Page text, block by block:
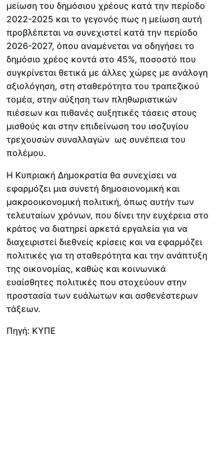
μείωση του δημόσιου χρέους κατά την περίοδο
2022-2025 και το γεγονός πως η μείωση αυτή
προβλέπεται να συνεχιστεί κατά την περίοδο
2026-2027, όπου αναμένεται να οδηγήσει το
δημόσιο χρέος κοντά στο 45%, ποσοστό που
συγκρίνεται θετικά με άλλες χώρες με ανάλογη
αξιολόγηση, στη σταθερότητα του τραπεζικού
τομέα, στην αύξηση των πληθωριστικών
πιέσεων και πιθανές αυξητικές τάσεις στους
μισθούς και στην επιδείνωση του ισοζυγίου
τρεχουσών συναλλαγών ως συνέπεια του
πολέμου.
Η Κυπριακή Δημοκρατία θα συνεχίσει να
εφαρμόζει μια συνετή δημοσιονομική και
μακροοικονομική πολιτική, όπως αυτήν των
τελευταίων χρόνων, που δίνει την ευχέρεια στο
κράτος να διατηρεί αρκετά εργαλεία για να
διαχειριστεί διεθνείς κρίσεις και να εφαρμόζει
πολιτικές για τη σταθερότητα και την ανάπτυξη
της οικονομίας, καθώς και κοινωνικά
ευαίσθητες πολιτικές που στοχεύουν στην
προστασία των ευάλωτων και ασθενέστερων
τάξεων.
Πηγή: ΚΥΠΕ